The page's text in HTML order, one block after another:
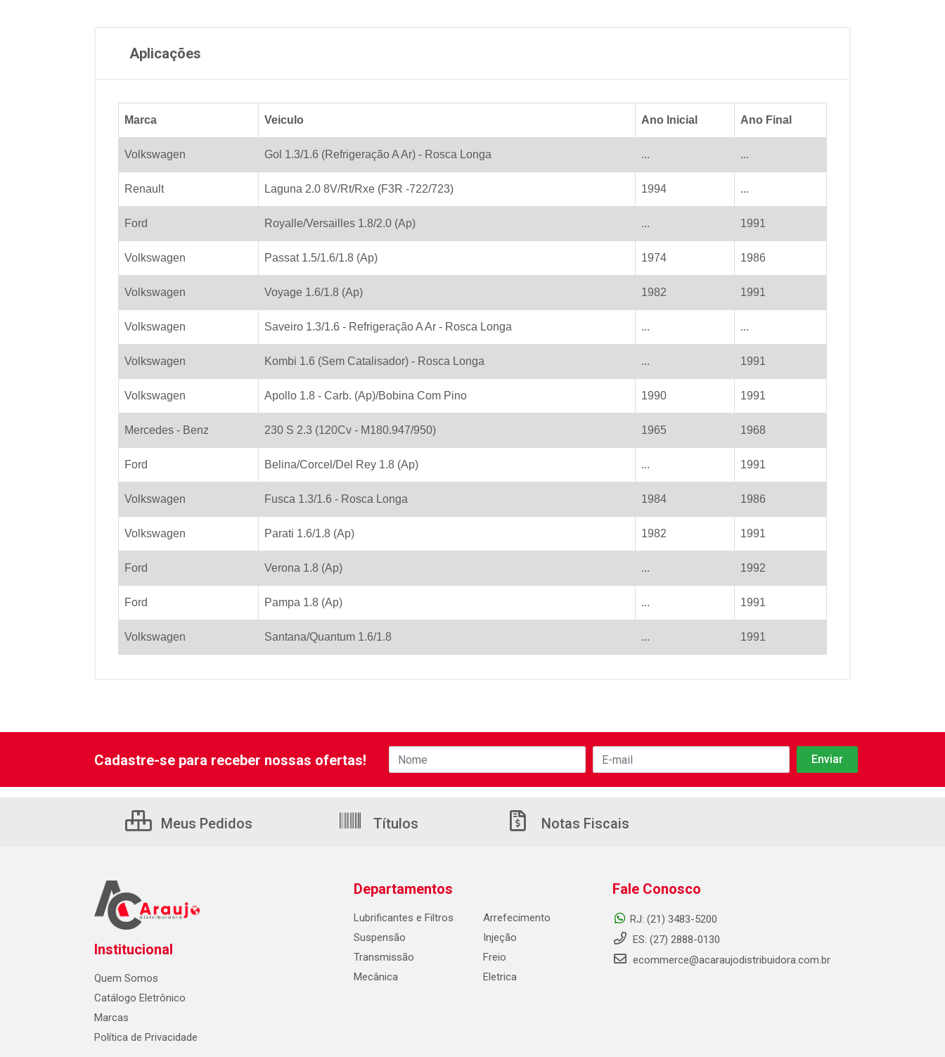
Aplicações
Marca Veiculo Ano Inicial Ano Final
Volkswagen Gol 1.3/1.6 (Refrigeração A Ar) - Rosca Longa ... ...
Renault Laguna 2.0 8V/Rt/Rxe (F3R -722/723) 1994 ...
Ford Royalle/Versailles 1.8/2.0 (Ap) ... 1991
Volkswagen Passat 1.5/1.6/1.8 (Ap) 1974 1986
Volkswagen Voyage 1.6/1.8 (Ap) 1982 1991
Volkswagen Saveiro 1.3/1.6 - Refrigeração A Ar - Rosca Longa ... ...
Volkswagen Kombi 1.6 (Sem Catalisador) - Rosca Longa ... 1991
Volkswagen Apollo 1.8 - Carb. (Ap)/Bobina Com Pino 1990 1991
Mercedes - Benz 230 S 2.3 (120Cv - M180.947/950) 1965 1968
Ford Belina/Corcel/Del Rey 1.8 (Ap) ... 1991
Volkswagen Fusca 1.3/1.6 - Rosca Longa 1984 1986
Volkswagen Parati 1.6/1.8 (Ap) 1982 1991
Ford Verona 1.8 (Ap) ... 1992
Ford Pampa 1.8 (Ap) ... 1991
Volkswagen Santana/Quantum 1.6/1.8 ... 1991
Cadastre-se para receber nossas ofertas!
Meus Pedidos Títulos Notas Fiscais
Institucional
Quem Somos
Catálogo Eletrônico
Marcas
Política de Privacidade
Departamentos
Lubrificantes e Filtros
Suspensão
Transmissão
Mecânica
Arrefecimento
Injeção
Freio
Eletrica
Fale Conosco
RJ: (21) 3483-5200
ES: (27) 2888-0130
ecommerce@acaraujodistribuidora.com.br